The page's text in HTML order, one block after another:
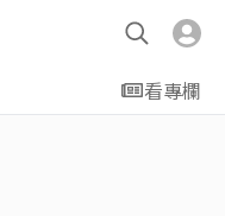
看專欄